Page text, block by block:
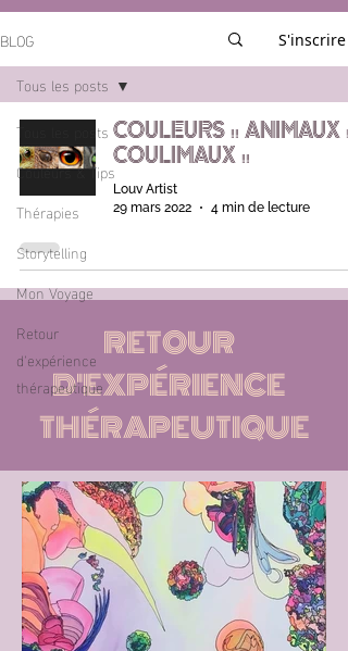
BLOG S'inscrire
Tous les posts
Couleurs & Tips
Thérapies
Storytelling
Mon Voyage
Retour
d'expérience
thérapeutique
Tous les posts
COULEURS !! ANIMAUX !!
COULIMAUX !!
Louv Artist
29 mars 2022
4 min de lecture
RETOUR
D'EXPÉRIENCE
THÉRAPEUTIQUE